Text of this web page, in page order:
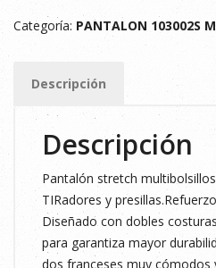
MARINO
Categoría: PANTALON 103002S
Descripción
Descripción
Pantalón stretch
TIRadores y
Diseñado con dobles
para garantiza mayor
dos franceses muy cómodos